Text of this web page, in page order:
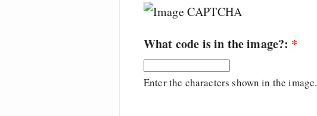
What code is in the image?: *
Enter the characters shown in the image.